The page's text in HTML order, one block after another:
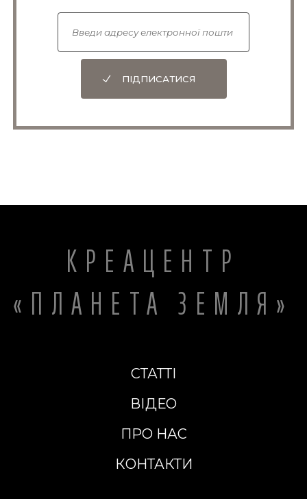
ПІДПИСАТИСЯ
КРЕАЦЕНТР
«ПЛАНЕТА ЗЕМЛЯ»
СТАТТІ
ВІДЕО
ПРО НАС
КОНТАКТИ